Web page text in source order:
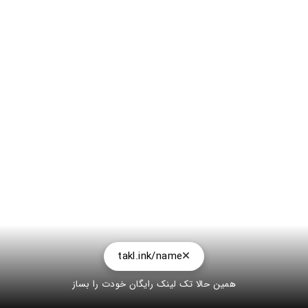
takl.ink/name
همین حالا تک لینک رایگان خودت را بساز